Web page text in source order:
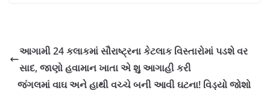
આગામી 24 કલાકમાં સૌરાષ્ટ્રના કેટલાક વિસ્તારોમાં પડશે વર
સાદ, જાણો હવામાન ખાતા એ શુ આગાહી કરી
જંગલમાં વાઘ અને હાથી વચ્ચે બની આવી ઘટના! વિડ્યો જોશો